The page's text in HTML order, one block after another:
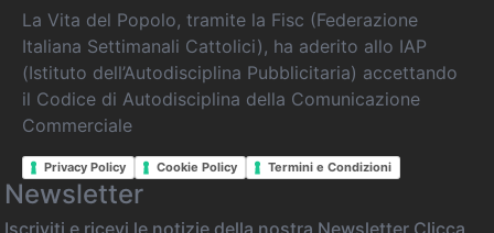
La Vita del Popolo, tramite la Fisc (Federazione
Italiana Settimanali Cattolici), ha aderito allo IAP
(Istituto dell’Autodisciplina Pubblicitaria) accettando
il Codice di Autodisciplina della Comunicazione
Commerciale
Privacy Policy Cookie Policy Termini e Condizioni
Newsletter